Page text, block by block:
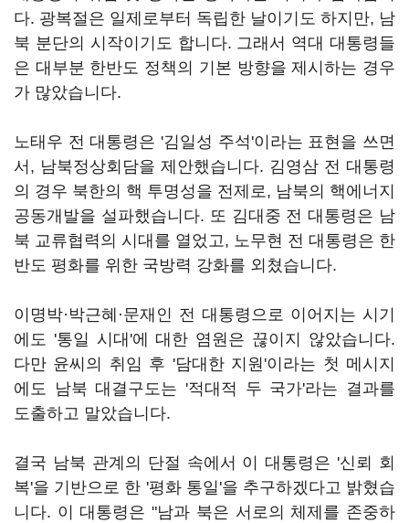
다. 광복절은 일제로부터 독립한 날이기도 하지만, 남
북 분단의 시작이기도 합니다. 그래서 역대 대통령들
은 대부분 한반도 정책의 기본 방향을 제시하는 경우
가 많았습니다.
노태우 전 대통령은 '김일성 주석'이라는 표현을 쓰면
서, 남북정상회담을 제안했습니다. 김영삼 전 대통령
의 경우 북한의 핵 투명성을 전제로, 남북의 핵에너지
공동개발을 설파했습니다. 또 김대중 전 대통령은 남
북 교류협력의 시대를 열었고, 노무현 전 대통령은 한
반도 평화를 위한 국방력 강화를 외쳤습니다.
이명박·박근혜·문재인 전 대통령으로 이어지는 시기
에도 '통일 시대'에 대한 염원은 끊이지 않았습니다.
다만 윤씨의 취임 후 '담대한 지원'이라는 첫 메시지
에도 남북 대결구도는 '적대적 두 국가'라는 결과를
도출하고 말았습니다.
결국 남북 관계의 단절 속에서 이 대통령은 '신뢰 회
복'을 기반으로 한 '평화 통일'을 추구하겠다고 밝혔습
니다. 이 대통령은 "남과 북은 서로의 체제를 존중하